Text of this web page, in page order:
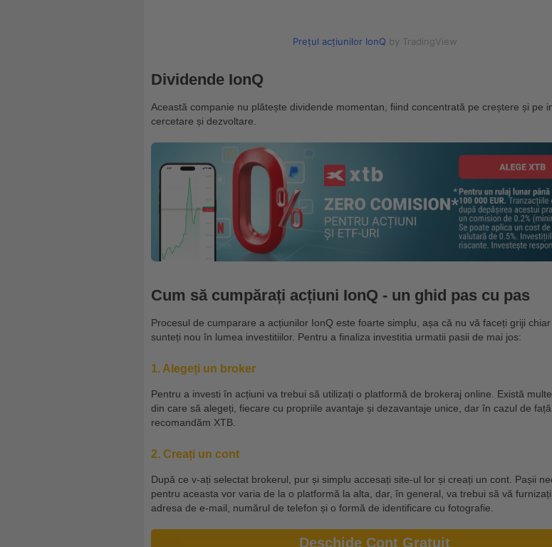
Prețul acțiunilor IonQ by TradingView
Dividende IonQ
Această companie nu plătește dividende momentan, fiind concentrată pe creștere și pe
cercetare și dezvoltare.
Cum să cumpărați acțiuni IonQ - un ghid pas cu pas
Procesul de cumparare a acțiunilor IonQ este foarte simplu, așa că nu vă faceți griji
sunteți nou în lumea investitiilor. Pentru a finaliza investitia urmatii pasii de mai jos:
1. Alegeți un broker
Pentru a investi în acțiuni va trebui să utilizați o platformă de brokeraj online. Există
din care să alegeți, fiecare cu propriile avantaje și dezavantaje unice, dar în cazul de
recomandăm XTB.
2. Creați un cont
După ce v-ați selectat brokerul, pur și simplu accesați site-ul lor și creați un cont. Pașii
pentru aceasta vor varia de la o platformă la alta, dar, în general, va trebui să vă
adresa de e-mail, numărul de telefon și o formă de identificare cu fotografie.
Deschide Cont Gratuit